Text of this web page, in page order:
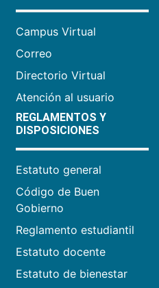
Campus Virtual
Correo
Directorio Virtual
Atención al usuario
REGLAMENTOS Y
DISPOSICIONES
Estatuto general
Código de Buen
Gobierno
Reglamento estudiantil
Estatuto docente
Estatuto de bienestar